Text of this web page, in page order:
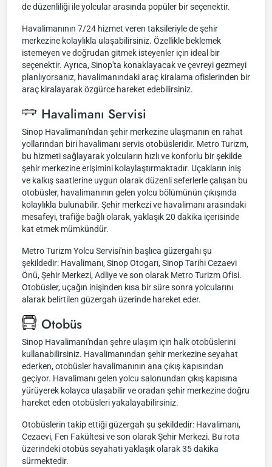
de düzenliliği ile yolcular arasında popüler bir seçenektir.
Havalimanının 7/24 hizmet veren taksileriyle de şehir
merkezine kolaylıkla ulaşabilirsiniz. Özellikle beklemek
istemeyen ve doğrudan gitmek isteyenler için ideal bir
seçenektir. Ayrıca, Sinop'ta konaklayacak ve çevreyi gezmeyi
planlıyorsanız, havalimanındaki araç kiralama ofislerinden bir
araç kiralayarak özgürce hareket edebilirsiniz.
Havalimanı Servisi
Sinop Havalimanı'ndan şehir merkezine ulaşmanın en rahat
yollarından biri havalimanı servis otobüsleridir. Metro Turizm,
bu hizmeti sağlayarak yolcuların hızlı ve konforlu bir şekilde
şehir merkezine erişimini kolaylaştırmaktadır. Uçakların iniş
ve kalkış saatlerine uygun olarak düzenli seferlerle çalışan bu
otobüsler, havalimanının gelen yolcu bölümünün çıkışında
kolaylıkla bulunabilir. Şehir merkezi ve havalimanı arasındaki
mesafeyi, trafiğe bağlı olarak, yaklaşık 20 dakika içerisinde
kat etmek mümkündür.
Metro Turizm Yolcu Servisi'nin başlıca güzergahı şu
şekildedir: Havalimanı, Sinop Otogarı, Sinop Tarihi Cezaevi
Önü, Şehir Merkezi, Adliye ve son olarak Metro Turizm Ofisi.
Otobüsler, uçağın inişinden kısa bir süre sonra yolcularını
alarak belirtilen güzergah üzerinde hareket eder.
Otobüs
Sinop Havalimanı'ndan şehre ulaşım için halk otobüslerini
kullanabilirsiniz. Havalimanından şehir merkezine seyahat
ederken, otobüsler havalimanının ana çıkış kapısından
geçiyor. Havalimanı gelen yolcu salonundan çıkış kapısına
yürüyerek kolayca ulaşabilir ve oradan şehir merkezine doğru
hareket eden otobüsleri yakalayabilirsiniz.
Otobüslerin takip ettiği güzergah şu şekildedir: Havalimanı,
Cezaevi, Fen Fakültesi ve son olarak Şehir Merkezi. Bu rota
üzerindeki otobüs seyahati yaklaşık olarak 35 dakika
sürmektedir.